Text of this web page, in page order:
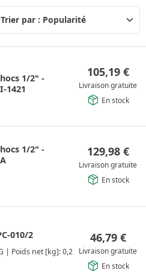
1/2" -
1421
105,19 €
Livraison gratuite
En stock
1/2" -
129,98 €
Livraison gratuite
En stock
010/2
| Poids net [kg]: 0,2
46,79 €
Livraison gratuite
En stock